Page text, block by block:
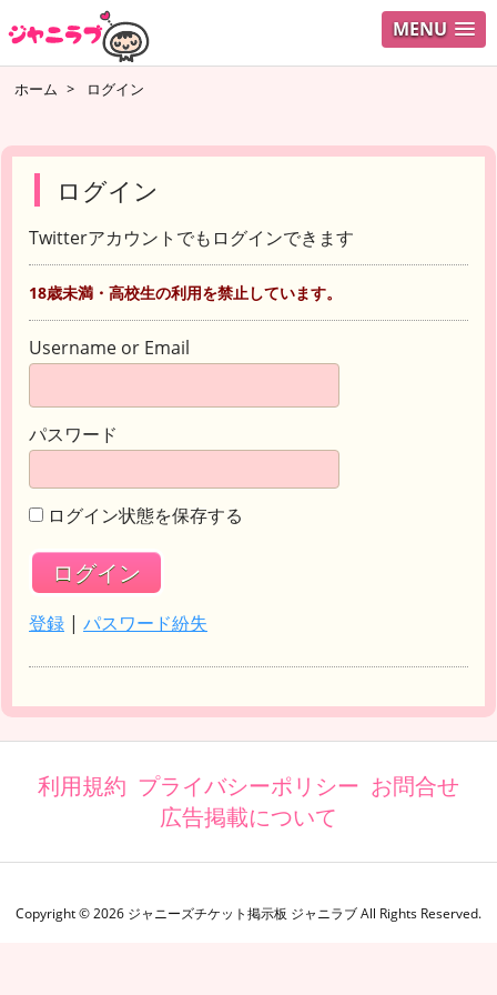
MENU
ホーム > ログイン
ログイン
Twitterアカウントでもログインできます
18歳未満・高校生の利用を禁止しています。
Username or Email
パスワード
ログイン状態を保存する
登録 | パスワード紛失
利用規約 プライバシーポリシー お問合せ
広告掲載について
Copyright ©2026 ジャニーズチケット掲示板 ジャニラブAll Rights Reserved.